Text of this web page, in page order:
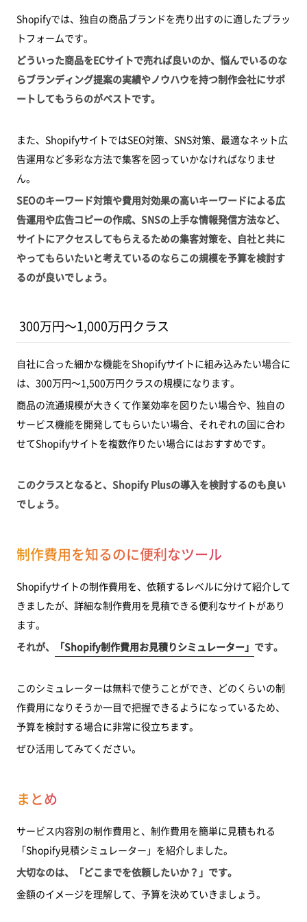
Shopifyでは、独自の商品ブランドを売り出すのに適したプラッ
トフォームです。
どういった商品をECサイトで売れば良いのか、悩んでいるのな
らブランディング提案の実績やノウハウを持つ制作会社にサポ
ートしてもうらのがベストです。
また、ShopifyサイトではSEO対策、SNS対策、最適なネット広
告運用など多彩な方法で集客を図っていかなければなりませ
ん。
SEOのキーワード対策や費用対効果の高いキーワードによる広
告運用や広告コピーの作成、SNSの上手な情報発信方法など、
サイトにアクセスしてもらえるための集客対策を、自社と共に
やってもらいたいと考えているのならこの規模を予算を検討す
るのが良いでしょう。
300万円～1,000万円クラス
自社に合った細かな機能をShopifyサイトに組み込みたい場合に
は、300万円～1,500万円クラスの規模になります。
商品の流通規模が大きくて作業効率を図りたい場合や、独自の
サービス機能を開発してもらいたい場合、それぞれの国に合わ
せてShopifyサイトを複数作りたい場合にはおすすめです。
このクラスとなると、Shopify Plusの導入を検討するのも良い
でしょう。
制作費用を知るのに便利なツール
Shopifyサイトの制作費用を、依頼するレベルに分けて紹介して
きましたが、詳細な制作費用を見積できる便利なサイトがあり
ます。
それが、
「Shopify制作費用お見積りシミュレーター」 です。
このシミュレーターは無料で使うことができ、どのくらいの制
作費用になりそうか一目で把握できるようになっているため、
予算を検討する場合に非常に役立ちます。
ぜひ活用してみてください。
まとめ
サービス内容別の制作費用と、制作費用を簡単に見積もれる
「Shopify見積シミュレーター」を紹介しました。
大切なのは、「どこまでを依頼したいか？」です。
金額のイメージを理解して、予算を決めていきましょう。